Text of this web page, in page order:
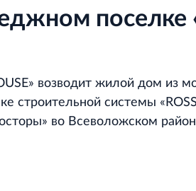
институт
комплекс ПКТИ
поселке
возводит жилой дом из
строительной системы
во Всеволожском